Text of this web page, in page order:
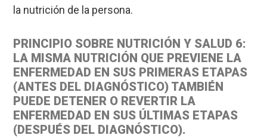
la nutrición de la persona.
PRINCIPIO SOBRE NUTRICIÓN Y SALUD 6:
LA MISMA NUTRICIÓN QUE PREVIENE LA
ENFERMEDAD EN SUS PRIMERAS ETAPAS
(ANTES DEL DIAGNÓSTICO) TAMBIÉN
PUEDE DETENER O REVERTIR LA
ENFERMEDAD EN SUS ÚLTIMAS ETAPAS
(DESPUÉS DEL DIAGNÓSTICO).